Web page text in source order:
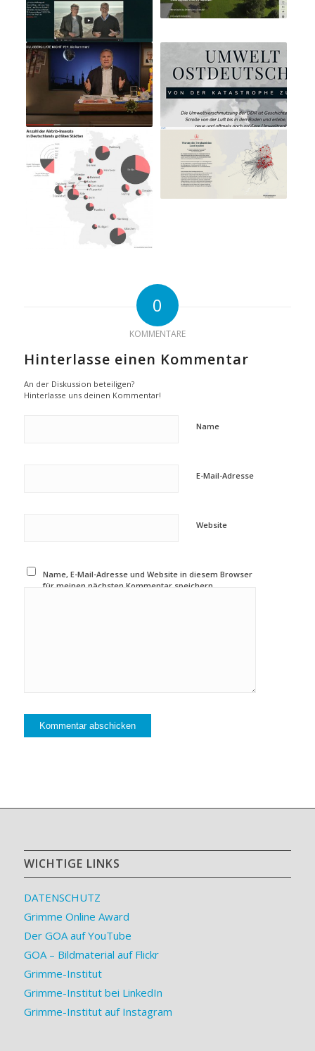
0
KOMMENTARE
Hinterlasse einen Kommentar
An der Diskussion beteiligen?
Hinterlasse uns deinen Kommentar!
Name
E-Mail-Adresse
Website
Name, E-Mail-Adresse und Website in diesem Browser
für meinen nächsten Kommentar speichern.
WICHTIGE LINKS
DATENSCHUTZ
Grimme Online Award
Der GOA auf YouTube
GOA – Bildmaterial auf Flickr
Grimme-Institut
Grimme-Institut bei LinkedIn
Grimme-Institut auf Instagram